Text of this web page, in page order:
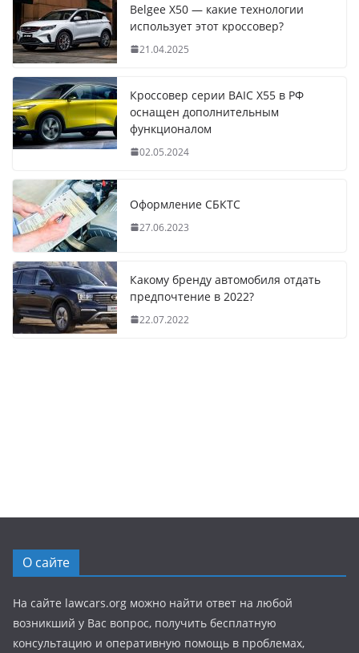
Belgee X50 — какие технологии
использует этот кроссовер?
21.04.2025
Кроссовер серии BAIC X55 в РФ
оснащен дополнительным
функционалом
02.05.2024
Оформление СБКТС
27.06.2023
Какому бренду автомобиля отдать
предпочтение в 2022?
22.07.2022
О сайте
На сайте lawcars.org можно найти ответ на любой
возникший у Вас вопрос, получить бесплатную
консультацию и оперативную помощь в проблемах,